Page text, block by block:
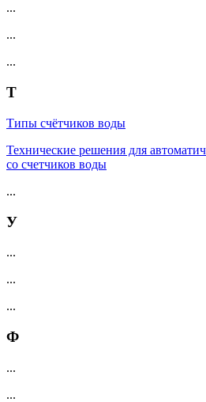
...
...
...
Т
Типы счётчиков воды
Технические решения для
со счетчиков воды
...
У
...
...
...
Ф
...
...